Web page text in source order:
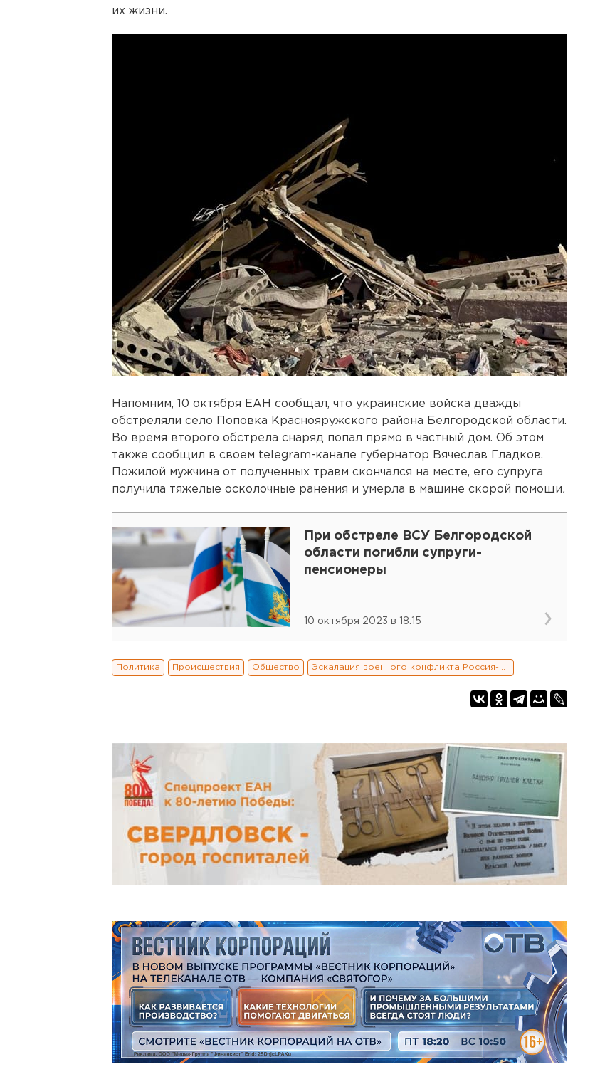
их жизни.
Напомним, 10 октября ЕАН сообщал, что украинские войска дважды
обстреляли село Поповка Краснояружского района Белгородской области.
Во время второго обстрела снаряд попал прямо в частный дом. Об этом
также сообщил в своем telegram-канале губернатор Вячеслав Гладков.
Пожилой мужчина от полученных травм скончался на месте, его супруга
получила тяжелые осколочные ранения и умерла в машине скорой помощи.
При обстреле ВСУ Белгородской
области погибли супруги-
пенсионеры
10 октября 2023 в 18:15
Политика Происшествия Общество